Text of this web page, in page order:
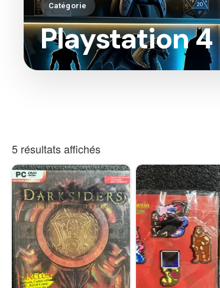
Catégorie
Playstation 4
5 résultats affichés